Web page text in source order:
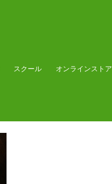
スクール オンラインストア